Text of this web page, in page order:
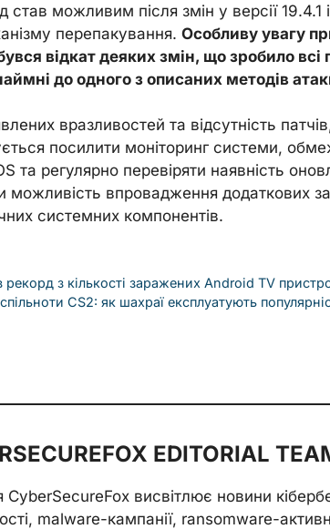
можливим після змін у версії 19.4.1
перепакування. Особливу увагу
відкат деяких змін, що зробило всі
до одного з описаних методів
вразливостей та відсутність
посилити моніторинг системи,
та регулярно перевіряти наявність
можливість впровадження додаткових
системних компонентів.
з кількості заражених Android TV
CS2: як шахраї експлуатують
EDITORIAL
CyberSecureFox висвітлює новини
malware-кампанії, ransomware-